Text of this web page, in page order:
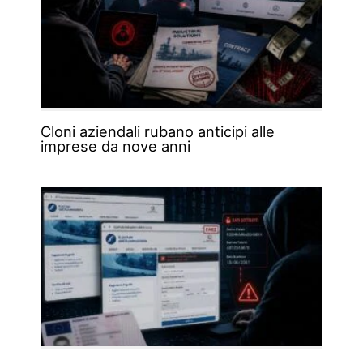
Cloni aziendali rubano anticipi alle
imprese da nove anni